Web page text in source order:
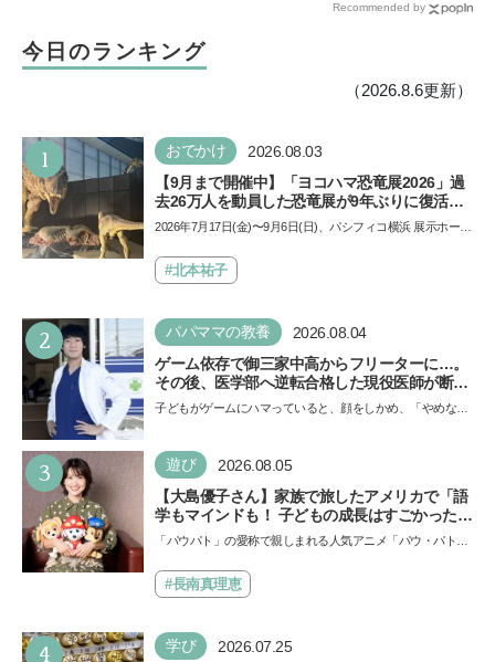
人までファンがいるのはな
Recommended by
今日のランキング
（2026.8.6更新）
1 おでかけ 2026.08.03
【9月まで開催中】「ヨコハマ恐竜展2026」過
去26万人を動員した恐竜展が9年ぶりに復活！
夏休みのおでかけで楽しむポイントを完全ガイ
2026年7月17日(金)〜9月6日(日)、パシフィコ横浜 展示ホール
催…
#北本祐子
2 パパママの教養 2026.08.04
ゲーム依存で御三家中高からフリーターに…。
その後、医学部へ逆転合格した現役医師が断言
「ゲームの経験が受験勉強に役立った」そう考
子どもがゲームにハマっていると、顔をしかめ、「やめなさ
い…
3 遊び 2026.08.05
【大島優子さん】家族で旅したアメリカで「語
学もマインドも！ 子どもの成長はすごかった」
声優をつとめた映画『パウ・パトロール ザ・ダ
できると子どもに知ってほしい
「パウパト」の愛称で親しまれる人気アニメ「パウ・パトロ
ザ…
#長南真理恵
4 学び 2026.07.25